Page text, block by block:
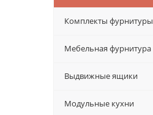
Комплекты фурнитуры
Мебельная фурнитура
Выдвижные ящики
Модульные кухни